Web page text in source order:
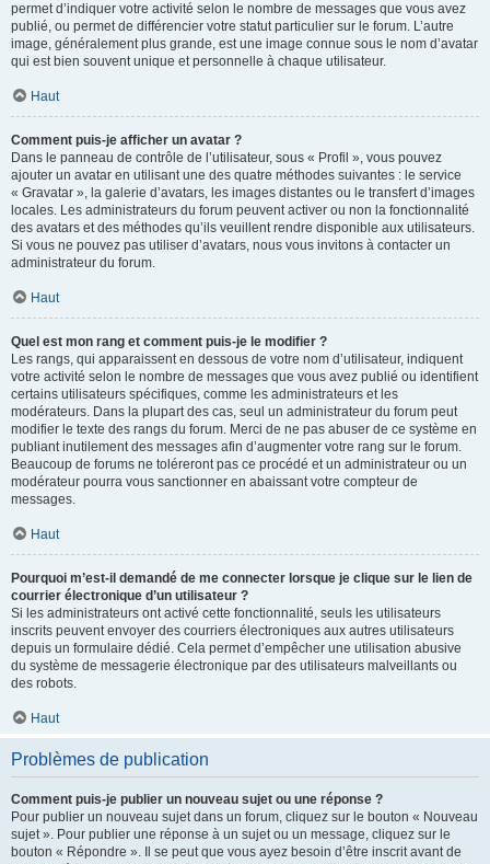
permet d’indiquer votre activité selon le nombre de messages que vous avez
publié, ou permet de différencier votre statut particulier sur le forum. L’autre
image, généralement plus grande, est une image connue sous le nom d’avatar
qui est bien souvent unique et personnelle à chaque utilisateur.
Haut
Comment puis-je afficher un avatar ?
Dans le panneau de contrôle de l’utilisateur, sous « Profil », vous pouvez
ajouter un avatar en utilisant une des quatre méthodes suivantes : le service
« Gravatar », la galerie d’avatars, les images distantes ou le transfert d’images
locales. Les administrateurs du forum peuvent activer ou non la fonctionnalité
des avatars et des méthodes qu’ils veuillent rendre disponible aux utilisateurs.
Si vous ne pouvez pas utiliser d’avatars, nous vous invitons à contacter un
administrateur du forum.
Haut
Quel est mon rang et comment puis-je le modifier ?
Les rangs, qui apparaissent en dessous de votre nom d’utilisateur, indiquent
votre activité selon le nombre de messages que vous avez publié ou identifient
certains utilisateurs spécifiques, comme les administrateurs et les
modérateurs. Dans la plupart des cas, seul un administrateur du forum peut
modifier le texte des rangs du forum. Merci de ne pas abuser de ce système en
publiant inutilement des messages afin d’augmenter votre rang sur le forum.
Beaucoup de forums ne toléreront pas ce procédé et un administrateur ou un
modérateur pourra vous sanctionner en abaissant votre compteur de
messages.
Haut
Pourquoi m’est-il demandé de me connecter lorsque je clique sur le lien de
courrier électronique d’un utilisateur ?
Si les administrateurs ont activé cette fonctionnalité, seuls les utilisateurs
inscrits peuvent envoyer des courriers électroniques aux autres utilisateurs
depuis un formulaire dédié. Cela permet d’empêcher une utilisation abusive
du système de messagerie électronique par des utilisateurs malveillants ou
des robots.
Haut
Problèmes de publication
Comment puis-je publier un nouveau sujet ou une réponse ?
Pour publier un nouveau sujet dans un forum, cliquez sur le bouton « Nouveau
sujet ». Pour publier une réponse à un sujet ou un message, cliquez sur le
bouton « Répondre ». Il se peut que vous ayez besoin d’être inscrit avant de